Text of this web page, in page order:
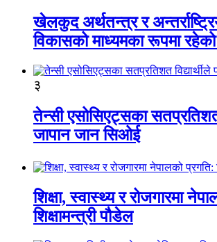
खेलकुद अर्थतन्त्र र
विकासको माध्यमका रूपमा
३
तेन्सी एसोसिएट्सका सतप्रतिशत
जापान जान सिओई
शिक्षा, स्वास्थ्य र रोजगारमा
शिक्षामन्त्री पौडेल